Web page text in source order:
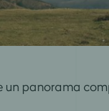
un panorama